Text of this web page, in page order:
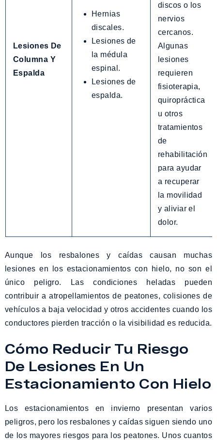
Lesiones De
Columna Y
Espalda
Hernias
discales.
Lesiones de
la médula
espinal.
Lesiones de
espalda.
discos o los
nervios
cercanos.
Algunas
lesiones
requieren
fisioterapia,
quiropráctica
u otros
tratamientos
de
rehabilitación
para ayudar
a recuperar
la movilidad
y aliviar el
dolor.
Aunque los resbalones y caídas causan muchas
lesiones en los estacionamientos con hielo, no son el
único peligro. Las condiciones heladas pueden
contribuir a atropellamientos de peatones, colisiones de
vehículos a baja velocidad y otros accidentes cuando los
conductores pierden tracción o la visibilidad es reducida.
Cómo Reducir Tu Riesgo
De Lesiones En Un
Estacionamiento Con Hielo
Los estacionamientos en invierno presentan varios
peligros, pero los resbalones y caídas siguen siendo uno
de los mayores riesgos para los peatones. Unos cuantos